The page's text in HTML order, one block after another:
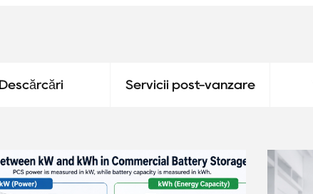
Descărcări Servicii post-vânzare